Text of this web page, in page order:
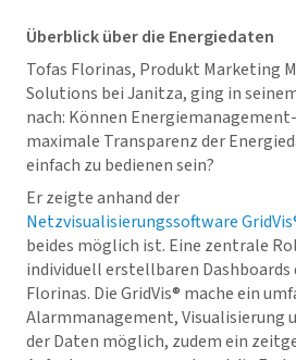
Überblick über die Energiedaten
Tofas Florinas, Produkt Marketing
Solutions bei Janitza, ging in
nach: Können
maximale Transparenz der
einfach zu bedienen sein?
Er zeigte anhand der
NetzvisualisierungssoftwareGridVis
beides möglich ist. Eine zentrale
individuell erstellbaren Dashboards
Florinas. DieGridVis® mache ein
Alarmmanagement, Visualisierung
der Daten möglich, zudem ein